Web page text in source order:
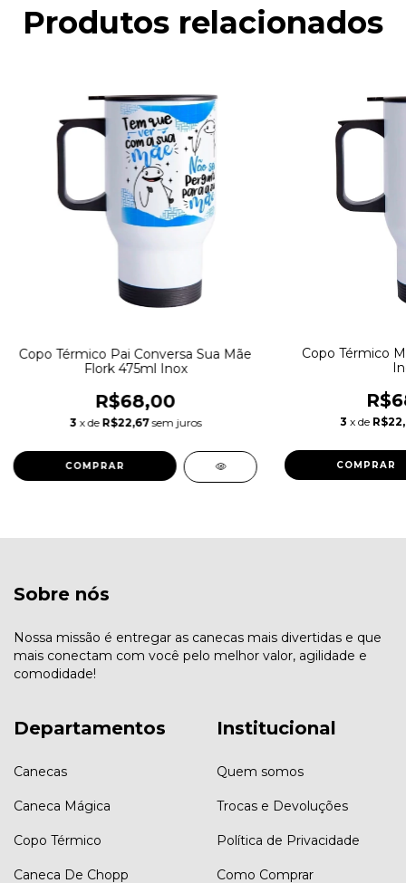
Produtos relacionados
Copo Térmico Pai Conversa Sua Mãe
Flork 475ml Inox
R$68,00
3 x de R$22,67 sem juros
Copo Térmico
3 x de
Sobre nós
Nossa missão é entregar as canecas mais divertidas e que
mais conectam com você pelo melhor valor, agilidade e
comodidade!
Departamentos
Canecas
Caneca Mágica
Copo Térmico
Caneca De Chopp
Institucional
Quem somos
Trocas e Devoluções
Política de Privacidade
Como Comprar